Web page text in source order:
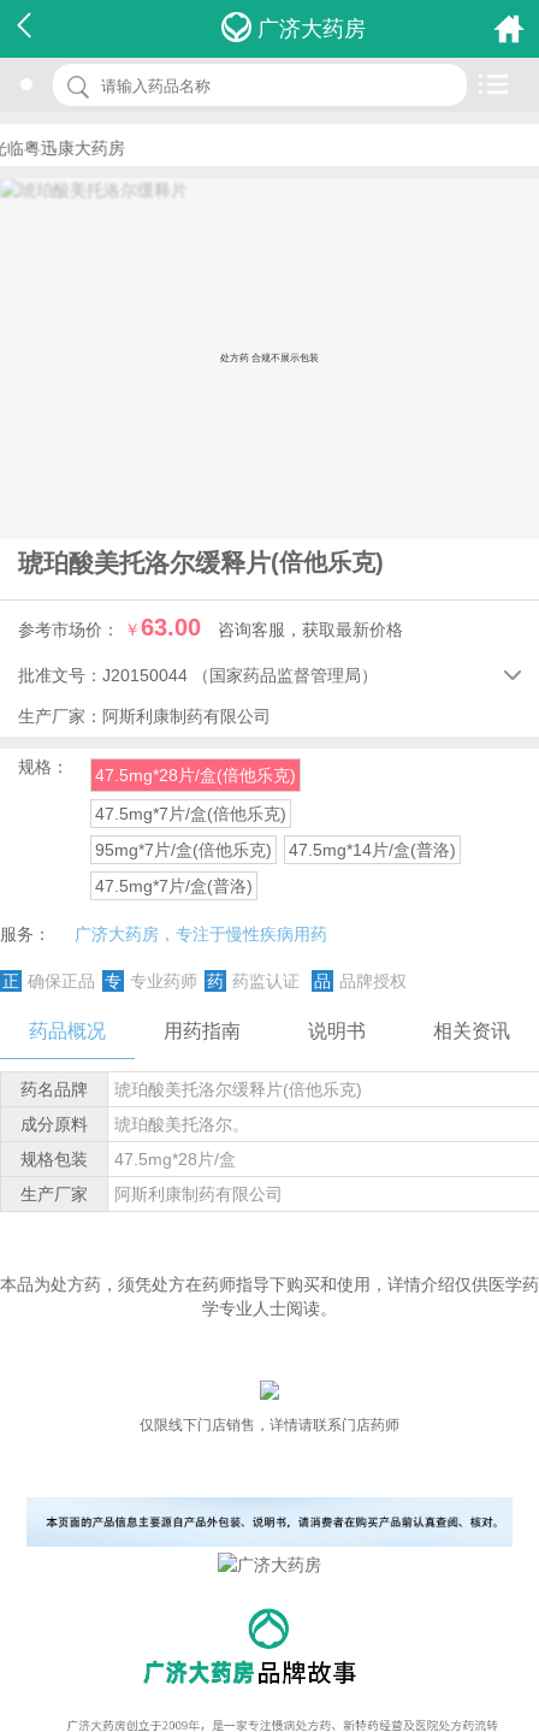
广济大药房
粤迅康大药房
处方药 合规不展示包装
琥珀酸美托洛尔缓释片(倍他乐克)
参考市场价： ￥63.00 咨询客服，获取最新价格
名 称：琥珀酸美托洛尔缓释片
品 牌：(倍他乐克)
价 格：￥63.00
批准文号： J20150044 （国家药品监督管理局） 
生产厂家： 阿斯利康制药有限公司
规格：
47.5mg*28片/盒(倍他乐克)
47.5mg*7片/盒(倍他乐克)
95mg*7片/盒(倍他乐克)
47.5mg*14片/盒(普洛)
47.5mg*7片/盒(普洛)
服务： 广济大药房，专注于慢性疾病用药
正 确保正品 专 专业药师 药 药监认证 品 品牌授权
药品概况 用药指南 说明书 相关资讯
药名品牌
琥珀酸美托洛尔缓释片(倍他乐克)
成分原料
琥珀酸美托洛尔。
规格包装
47.5mg*28片/盒
生产厂家
阿斯利康制药有限公司
本品为处方药，须凭处方在药师指导下购买和使用，详情介绍仅供医学药
学专业人士阅读。
仅限线下门店销售，详情请联系门店药师